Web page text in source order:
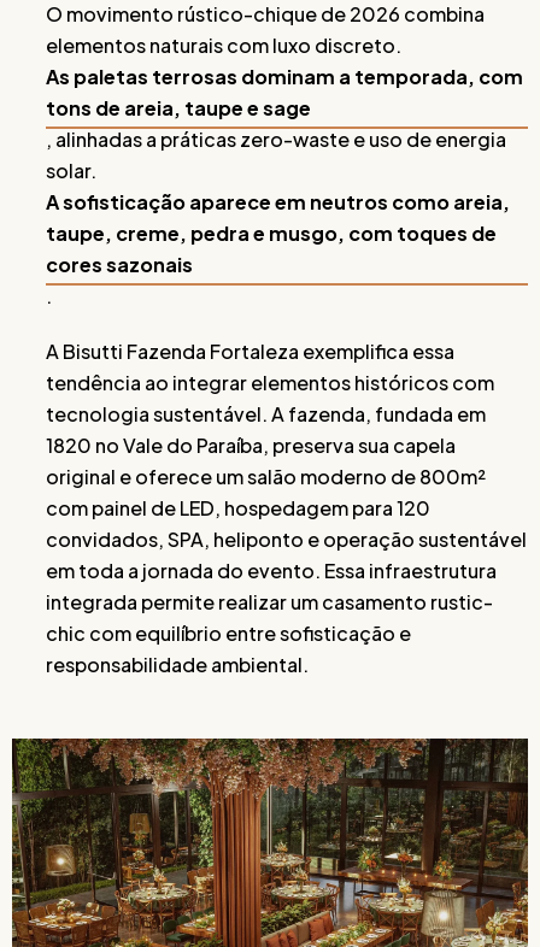
O movimento rústico-chique de 2026 combina
elementos naturais com luxo discreto.
As paletas terrosas dominam a temporada, com
tons de areia, taupe e sage
, alinhadas a práticas zero-waste e uso de energia
solar.
A sofisticação aparece em neutros como areia,
taupe, creme, pedra e musgo, com toques de
cores sazonais
.
A Bisutti Fazenda Fortaleza exemplifica essa
tendência ao integrar elementos históricos com
tecnologia sustentável. A fazenda, fundada em
1820 no Vale do Paraíba, preserva sua capela
original e oferece um salão moderno de 800m²
com painel de LED, hospedagem para 120
convidados, SPA, heliponto e operação sustentável
em toda a jornada do evento. Essa infraestrutura
integrada permite realizar um casamento rustic-
chic com equilíbrio entre sofisticação e
responsabilidade ambiental.